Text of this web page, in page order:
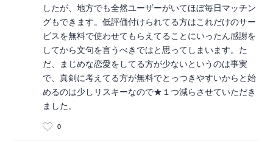
したが、地方でも全然ユーザーがいてほぼ毎日マッチン
グもできます。低評価付けられてる方はこれだけのサー
ビスを無料で使わせてもらえてることにいったん感謝を
してから文句を言うべきではと思ってしまいます。た
だ、まじめな恋愛をしてる方が少ないというのは事実
で、真剣に考えてる方が無料でとっつきやすいからと始
めるのは少しリスキーなので★１つ減らさせていただき
ました。
0